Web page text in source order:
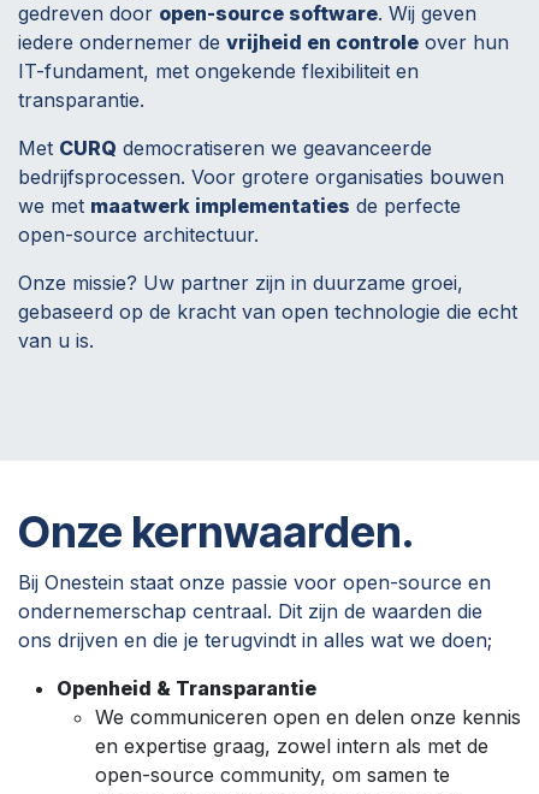
gedreven door open-source software. Wij geven
iedere ondernemer de vrijheid en controle over hun
IT-fundament, met ongekende flexibiliteit en
transparantie.
Met CURQ democratiseren we geavanceerde
bedrijfsprocessen. Voor grotere organisaties bouwen
we met maatwerk implementaties de perfecte
open-source architectuur.
Onze missie? Uw partner zijn in duurzame groei,
gebaseerd op de kracht van open technologie die echt
van u is.
Onze kernwaarden.
Bij Onestein staat onze passie voor open-source en
ondernemerschap centraal. Dit zijn de waarden die
ons drijven en die je terugvindt in alles wat we doen;
Openheid & Transparantie
We communiceren open en delen onze kennis
en expertise graag, zowel intern als met de
open-source community, om samen te